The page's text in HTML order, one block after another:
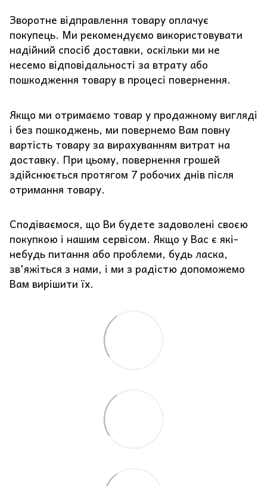
Зворотне відправлення товару оплачує
покупець. Ми рекомендуємо використовувати
надійний спосіб доставки, оскільки ми не
несемо відповідальності за втрату або
пошкодження товару в процесі повернення.
Якщо ми отримаємо товар у продажному вигляді
і без пошкоджень, ми повернемо Вам повну
вартість товару за вирахуванням витрат на
доставку. При цьому, повернення грошей
здійснюється протягом 7 робочих днів після
отримання товару.
Сподіваємося, що Ви будете задоволені своєю
покупкою і нашим сервісом. Якщо у Вас є які-
небудь питання або проблеми, будь ласка,
зв'яжіться з нами, і ми з радістю допоможемо
Вам вирішити їх.